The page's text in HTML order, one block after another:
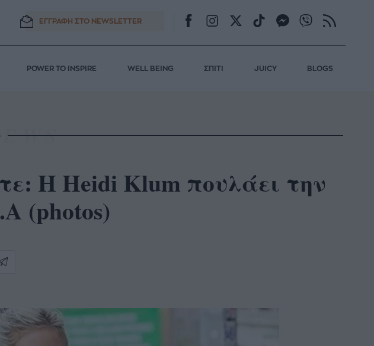
ΕΓΓΡΑΦΗ ΣΤΟ NEWSLETTER
POWER TO INSPIRE WELL BEING ΣΠΙΤΙ JUICY BLOGS
Η Heidi Klum πουλάει την
(photos)